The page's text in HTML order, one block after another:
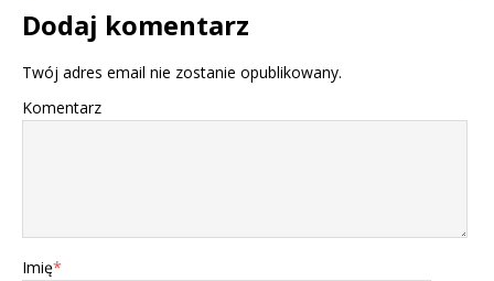
Dodaj komentarz
Twój adres email nie zostanie opublikowany.
Komentarz
Imię*